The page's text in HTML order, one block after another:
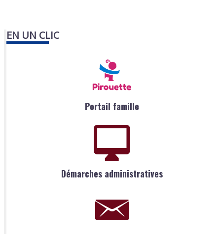
EN UN CLIC
Portail famille
Démarches administratives